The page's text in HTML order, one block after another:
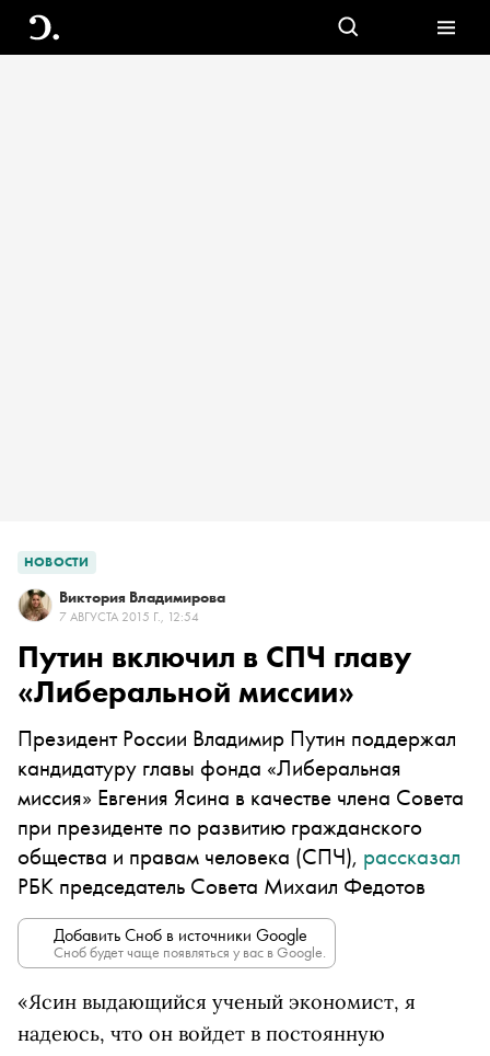
НОВОСТИ
Виктория Владимирова
7 АВГУСТА 2015 Г., 12:54
Путин включил в СПЧ главу
«Либеральной миссии»
Президент России Владимир Путин поддержал
кандидатуру главы фонда «Либеральная
миссия» Евгения Ясина в качестве члена Совета
при президенте по развитию гражданского
общества и правам человека (СПЧ), рассказал
РБК председатель Совета Михаил Федотов
Добавить Сноб в источники Google
Сноб будет чаще появляться у вас в Google.
«Ясин выдающийся ученый экономист, я
надеюсь, что он войдет в постоянную